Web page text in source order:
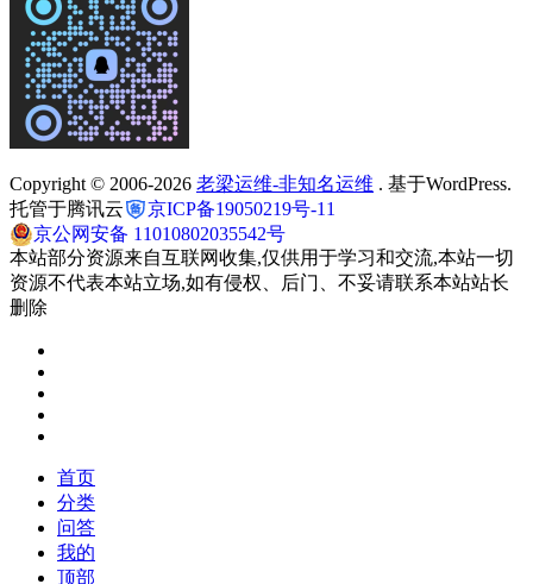
Copyright © 2006-2026 老梁运维-非知名运维 . 基于WordPress.
托管于腾讯云
京ICP备19050219号-11
京公网安备 11010802035542号
本站部分资源来自互联网收集,仅供用于学习和交流,本站一切
资源不代表本站立场,如有侵权、后门、不妥请联系本站站长
删除
首页
分类
问答
我的
顶部